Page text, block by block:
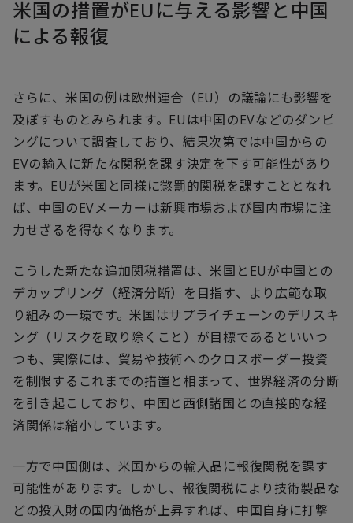
米国の措置がEUに与える影響と中国
による報復
さらに、米国の例は欧州連合（EU）の議論にも影響を
及ぼすものとみられます。EUは中国のEVなどのダンピ
ングについて調査しており、結果次第では中国からの
EVの輸入に新たな関税を課す決定を下す可能性があり
ます。EUが米国と同様に懲罰的関税を課すこととなれ
ば、中国のEVメーカーは新興市場および国内市場に注
力せざるを得なくなります。
こうした新たな追加関税措置は、米国とEUが中国との
デカップリング（経済分断）を目指す、より広範な取
り組みの一環です。米国はサプライチェーンのデリスキ
ング（リスクを取り除くこと）が目標であるといいつ
つも、実際には、貿易や技術へのクロスボーダー投資
を制限するこれまでの措置と相まって、世界経済の分断
を引き起こしており、中国と西側諸国との直接的な経
済関係は縮小しています。
一方で中国側は、米国からの輸入品に報復関税を課す
可能性があります。しかし、報復関税により技術製品な
どの投入財の国内価格が上昇すれば、中国自身に打撃